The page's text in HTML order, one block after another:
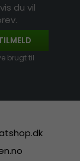
du vil
brugt til